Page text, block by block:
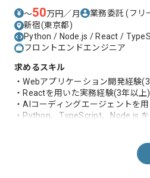
〜50万円／月 業務委託(フリ
新宿(東京都)
Python / Node.js / React /
フロントエンドエンジニア
求めるスキル
・Webアプリケーション開発経験
・Reactを用いた実務経験(3年以上)
・AIコーディングエージェントを
・Python、TypeScript、Node.js